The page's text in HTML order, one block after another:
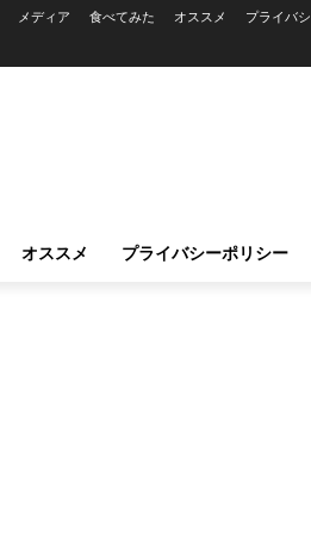
メディア 食べてみた オススメ プライバ
オススメ プライバシーポリシー